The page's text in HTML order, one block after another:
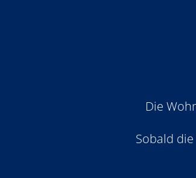
Die
Sobald